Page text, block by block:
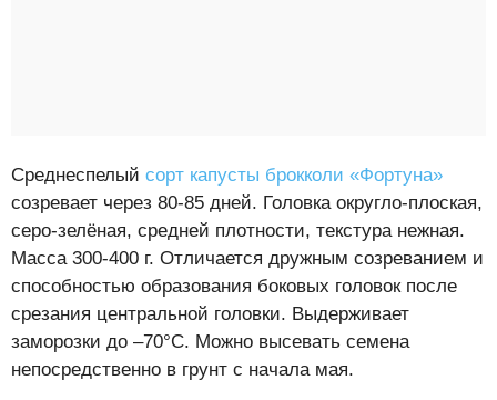
Среднеспелый сорт капусты брокколи «Фортуна»
созревает через 80-85 дней. Головка округло-плоская,
серо-зелёная, средней плотности, текстура нежная.
Масса 300-400 г. Отличается дружным созреванием и
способностью образования боковых головок после
срезания центральной головки. Выдерживает
заморозки до –70°С. Можно высевать семена
непосредственно в грунт с начала мая.